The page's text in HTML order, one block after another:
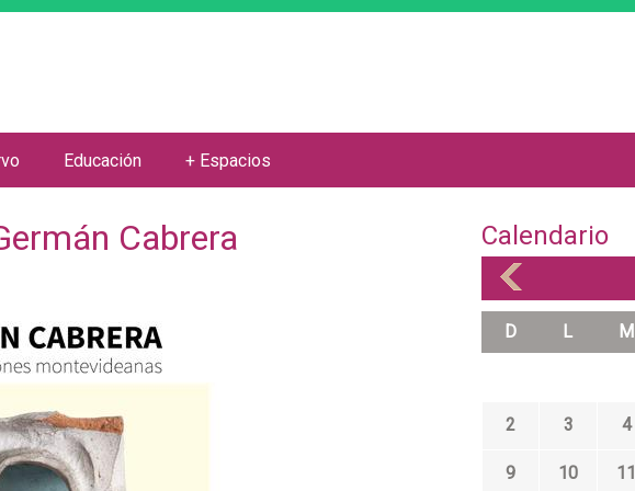
Cabrera
Calendario
D L M
2 3 4
9 10 11
Educación + Espacios